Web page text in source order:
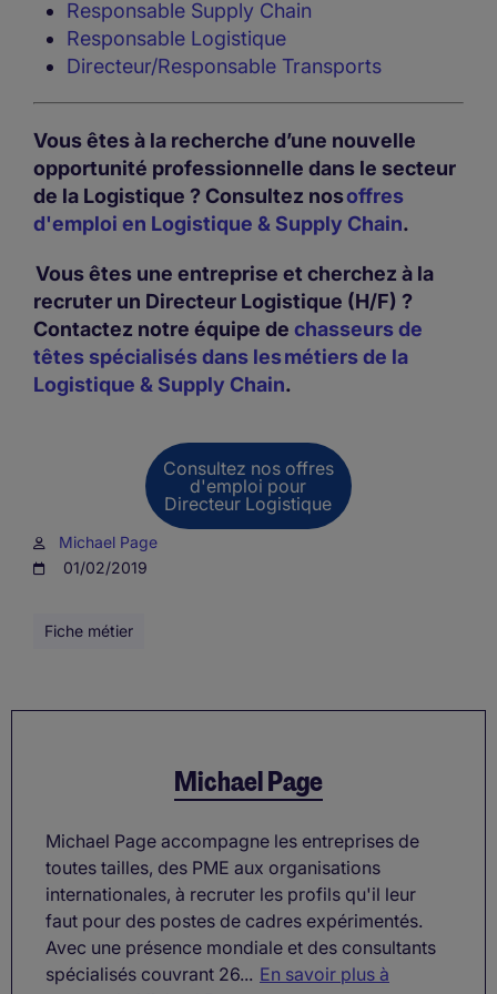
Responsable Supply Chain
Responsable Logistique
Directeur/Responsable Transports
Vous êtes à la recherche d’une nouvelle
opportunité professionnelle dans le secteur
de la Logistique ? Consultez nosoffres
d'emploi en Logistique & Supply Chain.
Vous êtes une entreprise et cherchez à la
recruter un Directeur Logistique (H/F) ?
Contactez notre équipe de chasseurs de
têtes spécialisés dans les métiers de la
Logistique & Supply Chain.
Consultez nos offres
d'emploi pour
Directeur Logistique
Michael Page
01/02/2019
Fiche métier
Michael Page
Michael Page accompagne les entreprises de
toutes tailles, des PME aux organisations
internationales, à recruter les profils qu'il leur
faut pour des postes de cadres expérimentés.
Avec une présence mondiale et des consultants
spécialisés couvrant 26... En savoir plus à